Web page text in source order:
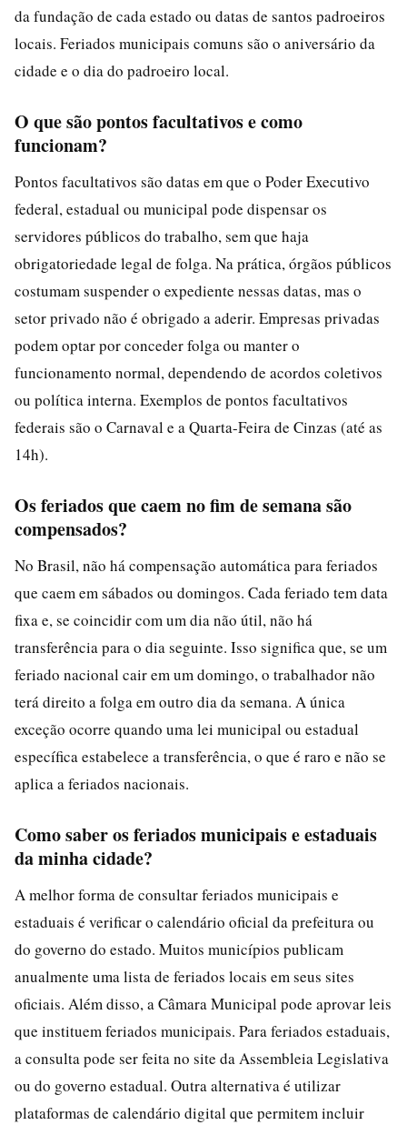
da fundação de cada estado ou datas de santos padroeiros
locais. Feriados municipais comuns são o aniversário da
cidade e o dia do padroeiro local.
O que são pontos facultativos e como
funcionam?
Pontos facultativos são datas em que o Poder Executivo
federal, estadual ou municipal pode dispensar os
servidores públicos do trabalho, sem que haja
obrigatoriedade legal de folga. Na prática, órgãos públicos
costumam suspender o expediente nessas datas, mas o
setor privado não é obrigado a aderir. Empresas privadas
podem optar por conceder folga ou manter o
funcionamento normal, dependendo de acordos coletivos
ou política interna. Exemplos de pontos facultativos
federais são o Carnaval e a Quarta-Feira de Cinzas (até as
14h).
Os feriados que caem no fim de semana são
compensados?
No Brasil, não há compensação automática para feriados
que caem em sábados ou domingos. Cada feriado tem data
fixa e, se coincidir com um dia não útil, não há
transferência para o dia seguinte. Isso significa que, se um
feriado nacional cair em um domingo, o trabalhador não
terá direito a folga em outro dia da semana. A única
exceção ocorre quando uma lei municipal ou estadual
específica estabelece a transferência, o que é raro e não se
aplica a feriados nacionais.
Como saber os feriados municipais e estaduais
da minha cidade?
A melhor forma de consultar feriados municipais e
estaduais é verificar o calendário oficial da prefeitura ou
do governo do estado. Muitos municípios publicam
anualmente uma lista de feriados locais em seus sites
oficiais. Além disso, a Câmara Municipal pode aprovar leis
que instituem feriados municipais. Para feriados estaduais,
a consulta pode ser feita no site da Assembleia Legislativa
ou do governo estadual. Outra alternativa é utilizar
plataformas de calendário digital que permitem incluir